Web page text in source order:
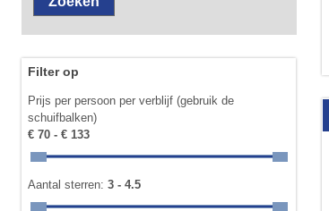
Filter op
Prijs per persoon per verblijf (gebruik de
schuifbalken)
€ 70 - € 133
Aantal sterren:3 - 4.5